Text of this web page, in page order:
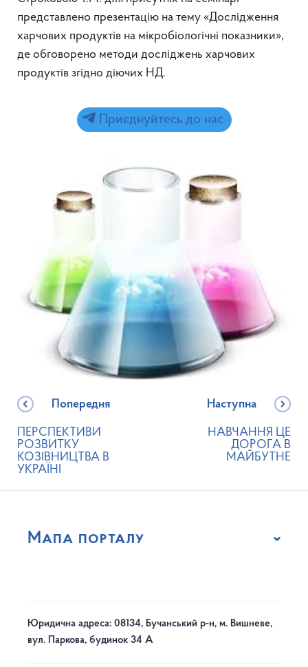
представлено презентацію на тему «Дослідження
харчових продуктів на мікробіологічні показники»,
де обговорено методи досліджень харчових
продуктів згідно діючих НД.
Приєднуйтесь до нас
Попередня
ПЕРСПЕКТИВИ
РОЗВИТКУ
КОЗІВНИЦТВА В
УКРАЇНІ
Наступна
НАВЧАННЯ ЦЕ
ДОРОГА В
МАЙБУТНЕ
Мапа порталу
Юридична адреса: 08134, Бучанський р-н, м. Вишневе,
вул. Паркова, будинок 34 А